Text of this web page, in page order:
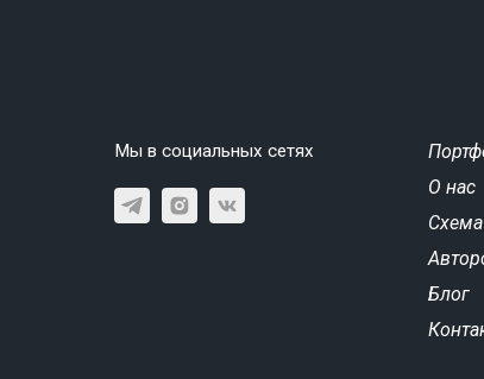
Мы в социальных сетях
О нас
Блог